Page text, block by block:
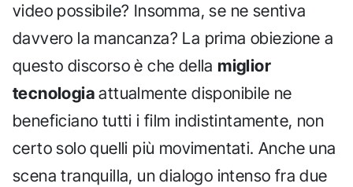
video possibile? Insomma, se ne sentiva
davvero la mancanza? La prima obiezione a
questo discorso è che della miglior
tecnologia attualmente disponibile ne
beneficiano tutti i film indistintamente, non
certo solo quelli più movimentati. Anche una
scena tranquilla, un dialogo intenso fra due